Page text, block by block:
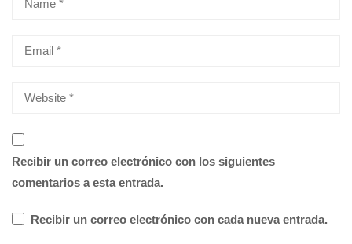
Recibir un correo electrónico con los siguientes
comentarios a esta entrada.
Recibir un correo electrónico con cada nueva entrada.